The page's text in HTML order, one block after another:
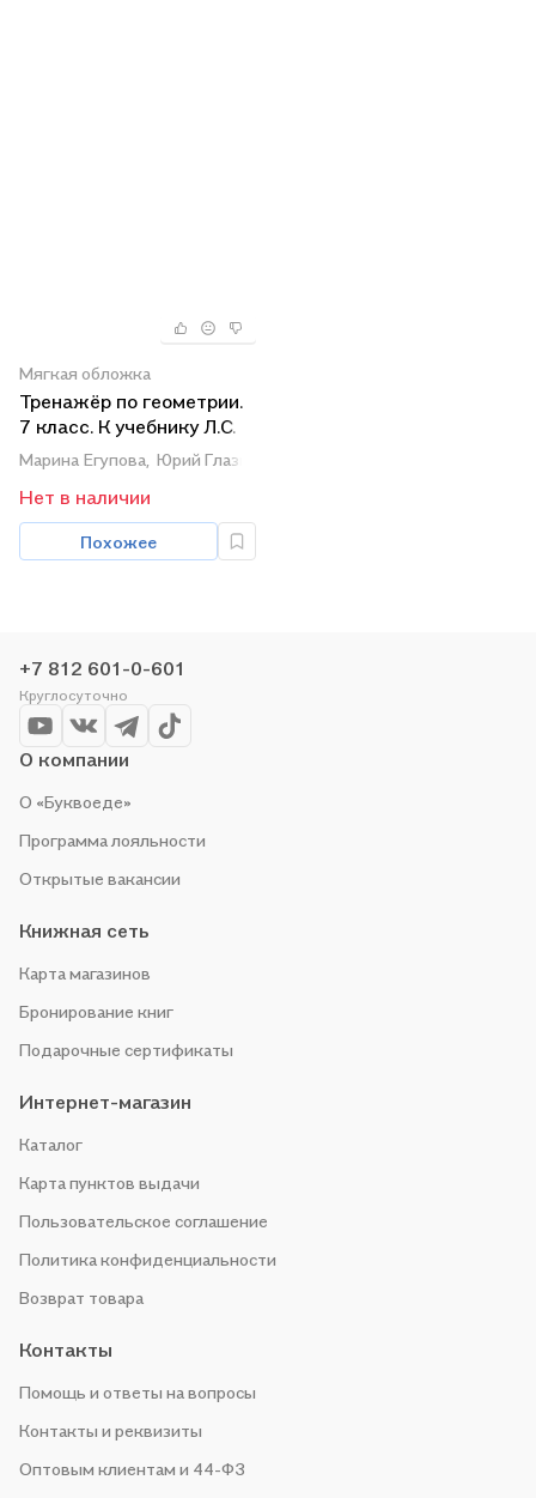
Мягкая обложка
Тренажёр по геометрии.
7 класс. К учебнику Л.С.
Атанасяна и др.
"Геометрия. 7-9 классы".
ФГОС (новому учебнику)
Марина Егупова, Юрий Глазков
Нет в наличии
Похожее
+7 812 601-0-601
Круглосуточно
О компании
О «Буквоеде»
Программа лояльности
Открытые вакансии
Книжная сеть
Карта магазинов
Бронирование книг
Подарочные сертификаты
Интернет-магазин
Каталог
Карта пунктов выдачи
Пользовательское соглашение
Политика конфиденциальности
Возврат товара
Контакты
Помощь и ответы на вопросы
Контакты и реквизиты
Оптовым клиентам и 44-ФЗ